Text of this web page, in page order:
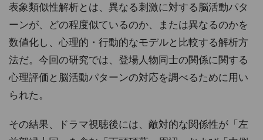
表象類似性解析とは、異なる刺激に対する脳活動パタ
ーンが、どの程度似ているのか、または異なるのかを
数値化し、心理的・行動的なモデルと比較する解析方
法だ。今回の研究では、登場人物同士の関係に関する
心理評価と脳活動パターンの対応を調べるために用い
られた。
その結果、ドラマ視聴後には、敵対的な関係性が「左